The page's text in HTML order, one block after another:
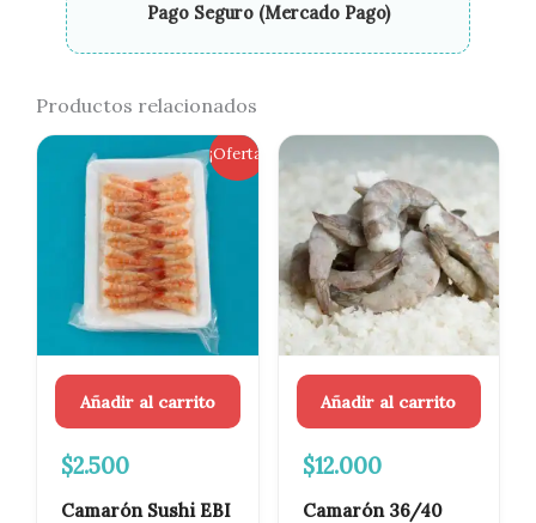
Pago Seguro (Mercado Pago)
Productos relacionados
¡Oferta!
Añadir al carrito
precio
original
era:
$5.000.
$2.500
precio
actual
es:
$2.500.
Camarón Sushi EBI
Añadir al carrito
$12.000
Camarón 36/40